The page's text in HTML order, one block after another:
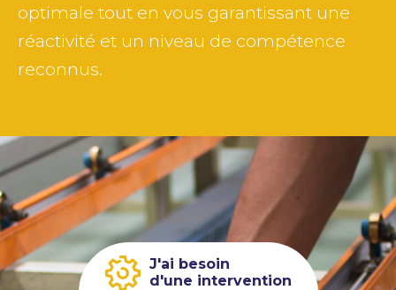
optimale tout en vous garantissant une
réactivité et un niveau de compétence
reconnus.
J'ai besoin
d'une intervention